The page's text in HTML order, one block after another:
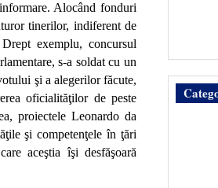
Alocând fonduri
tinerilor, indiferent de
exemplu, concursul
s-a soldat cu un
şi a alegerilor făcute,
oficialităţilor de peste
proiectele Leonardo da
şi competenţele în ţări
aceştia îşi desfăşoară